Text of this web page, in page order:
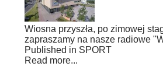
Wiosna przyszła, po zimowej
zapraszamy na nasze radiowe
Published in SPORT
Read more...